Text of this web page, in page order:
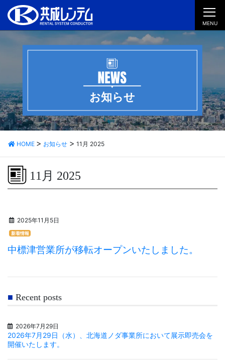
MENU
お知らせ
HOME お知らせ 11月 2025
11月 2025
2025年11月5日
新着情報
中標津営業所が移転オープンいたしました。
Recent posts
2026年7月29日
2026年7月29日（水）、北海道ノダ事業所において展示即売会を
開催いたします。